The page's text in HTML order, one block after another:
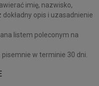
imię, nazwisko,
opis i uzasadnienie
listem poleconym na
w terminie 30 dni.